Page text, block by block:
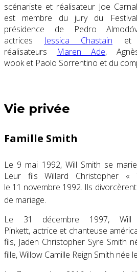
scénariste et réalisateur Joe
est membre du jury du
présidence de Pedro
actrices
Jessica Chastain et
réalisateurs Maren Ade,
wook et Paolo Sorrentino et du
Vie privée
Famille Smith
Le 9 mai 1992, Will Smith se
Leur fils Willard Christopher
le 11 novembre 1992. Ils
de mariage.
Le 31 décembre 1997, Will
Pinkett, actrice et chanteuse
fils, Jaden Christopher Syre Smith
fille, Willow Camille Reign Smith née le